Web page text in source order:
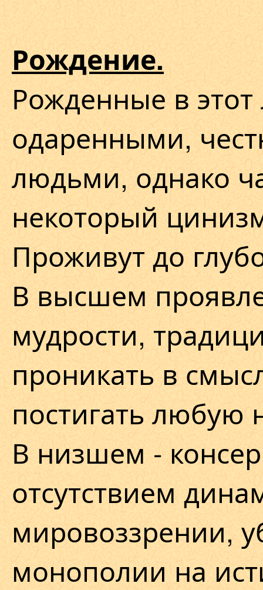
Рождение.
Рожденные в
одаренными,
людьми, однако
некоторый
Проживут до
В высшем
мудрости,
проникать в
постигать любую
В низшем -
отсутствием
мировоззрении,
монополии на